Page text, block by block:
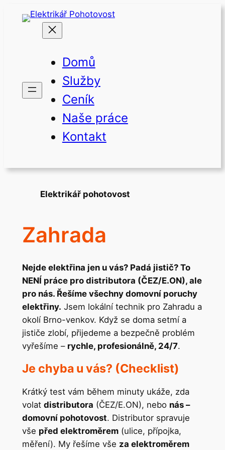
Přeskočit
Domů
Služby
Ceník
Naše práce
Kontakt
Elektrikář pohotovost
Zahrada
Nejde elektřina jen u vás? Padá jistič? To
NENÍ práce pro distributora (ČEZ/E.ON), ale
pro nás. Řešíme všechny domovní poruchy
elektřiny. Jsem lokální technik pro Zahradu a
okolí Brno-venkov. Když se doma setmí a
jističe zlobí, přijedeme a bezpečně problém
vyřešíme – rychle, profesionálně, 24/7.
Je chyba u vás? (Checklist)
Krátký test vám během minuty ukáže, zda
volat distributora (ČEZ/E.ON), nebo nás –
domovní pohotovost. Distributor spravuje
vše před elektroměrem(ulice, přípojka,
měření). My řešíme vše za elektroměrem